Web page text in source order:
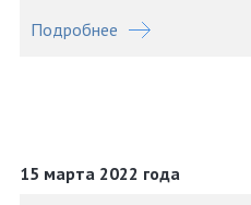
Подробнее
15 марта 2022 года